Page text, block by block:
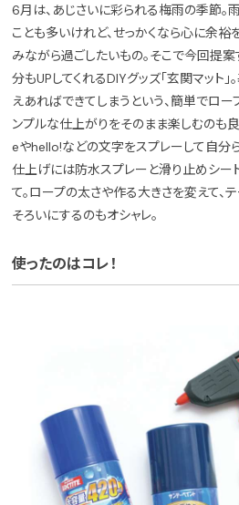
6月は、あじさいに彩られる梅雨の季節
ことも多いけれど、せっかくなら心に余裕
みながら過ごしたいもの。そこで今回提
分もUPしてくれるDIYグッズ「玄関マット
えあればできてしまうという、簡単でロー
ンプルな仕上がりをそのまま楽しむのも
eやhello!などの文字をスプレーして自分
仕上げには防水スプレーと滑り止めシー
て。ロープの太さや作る大きさを変えて、
そろいにするのもオシャレ。
使ったのはコレ！